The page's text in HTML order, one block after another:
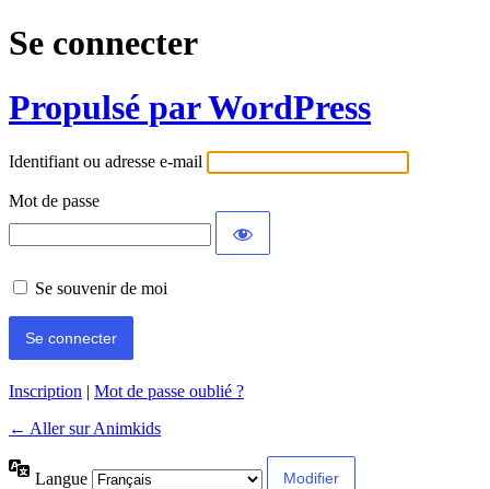
Se connecter
Propulsé par WordPress
Identifiant ou adresse e-mail
Mot de passe
Se souvenir de moi
Inscription | Mot de passe oublié ?
← Aller sur Animkids
Langue